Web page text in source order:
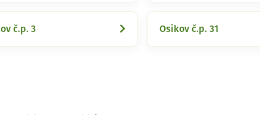
č.p. 3 Osikov č.p. 31